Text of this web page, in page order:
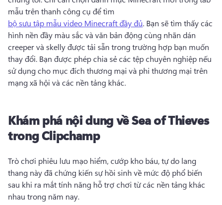
mẫu trên thanh công cụ để tìm
bộ sưu tập mẫu video Minecraft đầy đủ. Bạn sẽ tìm thấy các
hình nền đầy màu sắc và văn bản động cùng nhãn dán
creeper và skelly được tải sẵn trong trường hợp bạn muốn
thay đổi. Bạn được phép chia sẻ các tệp chuyên nghiệp nếu
sử dụng cho mục đích thương mại và phi thương mại trên
mạng xã hội và các nền tảng khác.
Khám phá nội dung về Sea of ​​Thieves
trong Clipchamp
Trò chơi phiêu lưu mạo hiểm, cướp kho báu, tự do lang
thang này đã chứng kiến sự hồi sinh về mức độ phổ biến
sau khi ra mắt tính năng hỗ trợ chơi từ các nền tảng khác
nhau trong năm nay.